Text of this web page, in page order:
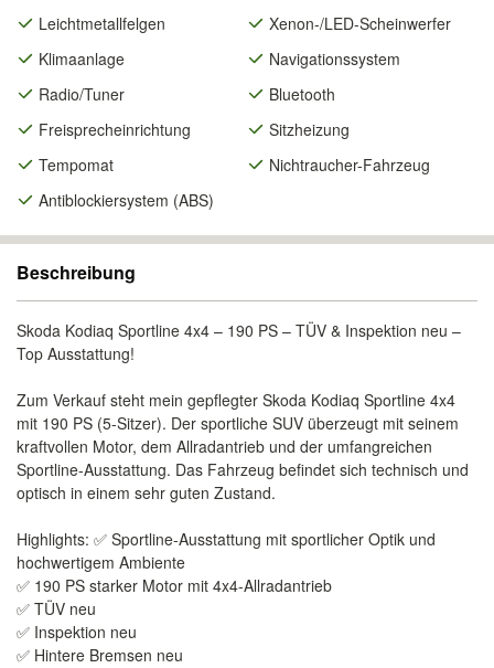
Leichtmetallfelgen
Xenon-/LED-Scheinwerfer
Klimaanlage
Navigationssystem
Radio/Tuner
Bluetooth
Freisprecheinrichtung
Sitzheizung
Tempomat
Nichtraucher-Fahrzeug
Antiblockiersystem (ABS)
Beschreibung
Skoda Kodiaq Sportline 4x4 – 190 PS – TÜV & Inspektion neu –
Top Ausstattung!
Zum Verkauf steht mein gepflegter Skoda Kodiaq Sportline 4x4
mit 190 PS (5-Sitzer). Der sportliche SUV überzeugt mit seinem
kraftvollen Motor, dem Allradantrieb und der umfangreichen
Sportline-Ausstattung. Das Fahrzeug befindet sich technisch und
optisch in einem sehr guten Zustand.
Highlights: ✅ Sportline-Ausstattung mit sportlicher Optik und
hochwertigem Ambiente
✅ 190 PS starker Motor mit 4x4-Allradantrieb
✅ TÜV neu
✅ Inspektion neu
✅ Hintere Bremsen neu